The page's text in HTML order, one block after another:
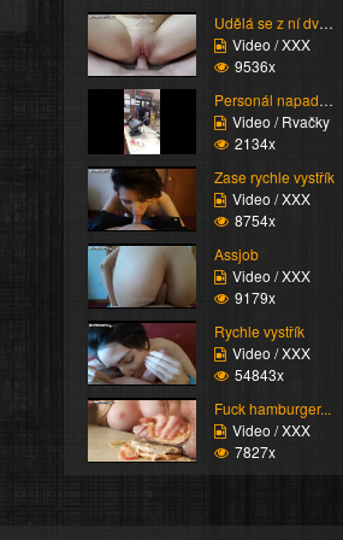
Udělá se z ní dvakrát
Video / XXX
9536x
Personál napadne zákaz...
Video / Rvačky
2134x
Zase rychle vystřík
Video / XXX
8754x
Assjob
Video / XXX
9179x
Rychle vystřík
Video / XXX
54843x
Fuck hamburger...
Video / XXX
7827x